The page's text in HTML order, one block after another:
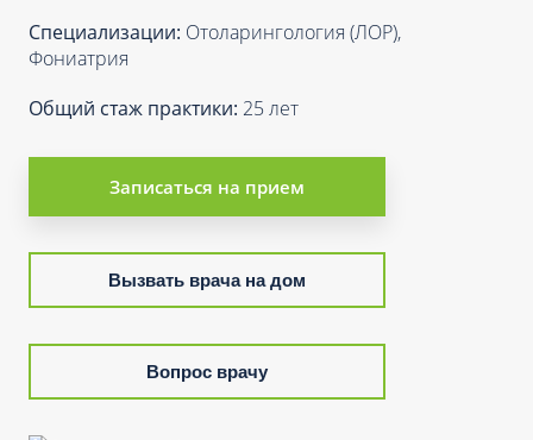
Специализации: Отоларингология (ЛОР),
Фониатрия
Общий стаж практики: 25 лет
Записаться на прием
Вызвать врача на дом
Вопрос врачу